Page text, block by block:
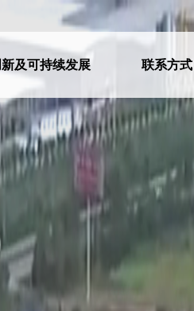
及可持续发展 联系方式